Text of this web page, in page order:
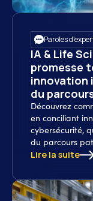
Paroles
IA & Life
promesse
innovation
du
Découvrez
en conciliant
cybersécurité,
du parcours
Lire la suite